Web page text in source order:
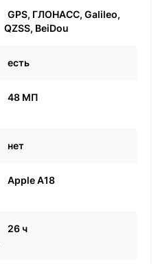
GPS, ГЛОНАСС, Galileo,
QZSS, BeiDou
есть
48 МП
нет
Apple A18
26 ч